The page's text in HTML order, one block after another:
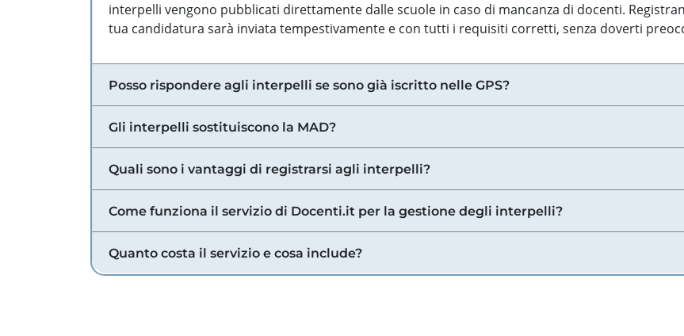
interpelli vengono pubblicati direttamente dalle scuole in caso di mancanza di docenti.
tua candidatura sarà inviata tempestivamente e con tutti i requisiti corretti, senza doverti
Posso rispondere agli interpelli se sono già iscritto nelle GPS?
Gli interpelli sostituiscono la MAD?
Quali sono i vantaggi di registrarsi agli interpelli?
Come funziona il servizio di Docenti.it per la gestione degli interpelli?
Quanto costa il servizio e cosa include?